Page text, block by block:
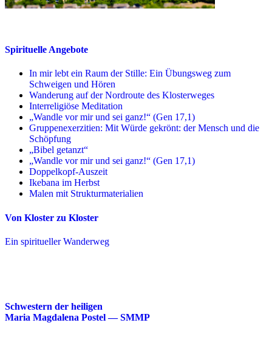
Spirituelle Angebote
In mir lebt ein Raum der Stille: Ein Übungsweg zum
Schweigen und Hören
Wanderung auf der Nordroute des Klosterweges
Interreligiöse Meditation
„Wandle vor mir und sei ganz!“ (Gen 17,1)
Gruppenexerzitien: Mit Würde gekrönt: der Mensch und die
Schöpfung
„Bibel getanzt“
„Wandle vor mir und sei ganz!“ (Gen 17,1)
Doppelkopf-Auszeit
Ikebana im Herbst
Malen mit Strukturmaterialien
Von Kloster zu Kloster
Ein spiritueller Wanderweg
Schwestern der heiligen
Maria Magdalena Postel — SMMP